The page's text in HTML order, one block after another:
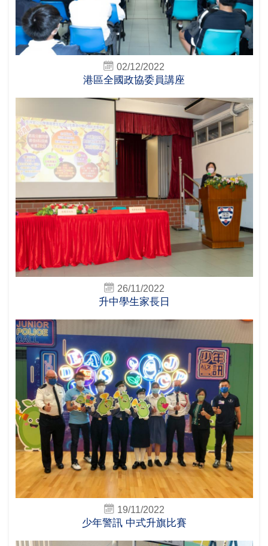
02/12/2022
港區全國政協委員講座
26/11/2022
升中學生家長日
19/11/2022
少年警訊 中式升旗比賽